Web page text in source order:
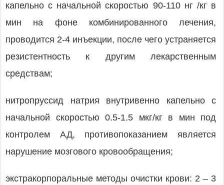
капельно с начальной скоростью 90-110 нг /кг в
мин на фоне комбинированного лечения,
проводится 2-4 инъекции, после чего устраняется
резистентность к другим лекарственным
средствам;
нитропруссид натрия внутривенно капельно с
начальной скоростью 0.5-1.5 мкг/кг в мин под
контролем АД, противопоказанием является
нарушение мозгового кровообращения;
экстракорпоральные методы очистки крови: 2 – 3